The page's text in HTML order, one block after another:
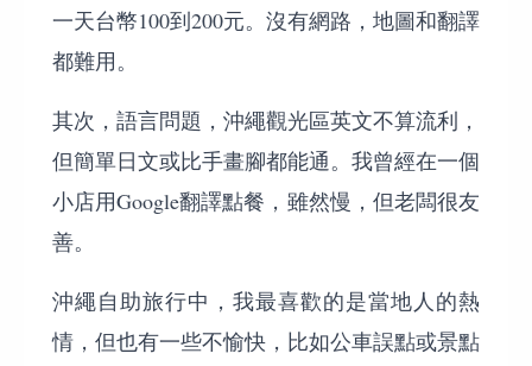
一天台幣100到200元。沒有網路，地圖和翻譯
都難用。
其次，語言問題，沖繩觀光區英文不算流利，
但簡單日文或比手畫腳都能通。我曾經在一個
小店用Google翻譯點餐，雖然慢，但老闆很友
善。
沖繩自助旅行中，我最喜歡的是當地人的熱
情，但也有一些不愉快，比如公車誤點或景點